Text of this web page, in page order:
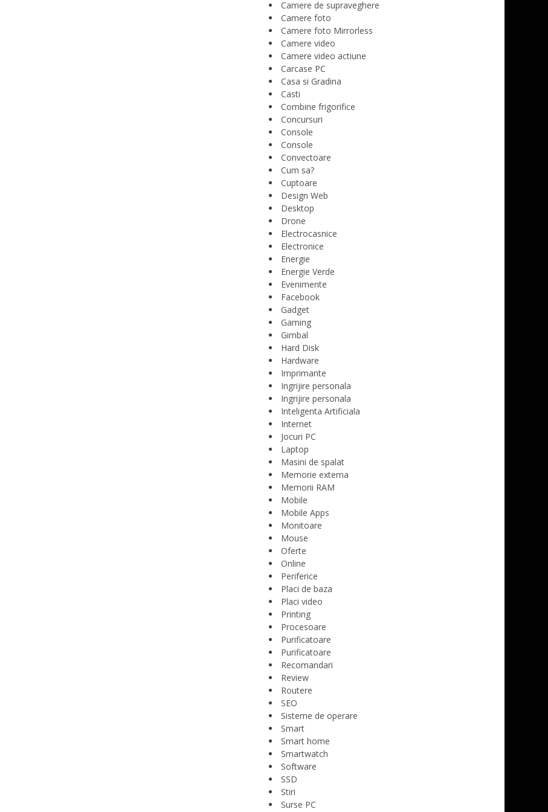
Camere de supraveghere
Camere foto
Camere foto Mirrorless
Camere video
Camere video actiune
Carcase PC
Casa si Gradina
Casti
Combine frigorifice
Concursuri
Console
Console
Convectoare
Cum sa?
Cuptoare
Design Web
Desktop
Drone
Electrocasnice
Electronice
Energie
Energie Verde
Evenimente
Facebook
Gadget
Gaming
Gimbal
Hard Disk
Hardware
Imprimante
Ingrijire personala
Ingrijire personala
Inteligenta Artificiala
Internet
Jocuri PC
Laptop
Masini de spalat
Memorie externa
Memorii RAM
Mobile
Mobile Apps
Monitoare
Mouse
Oferte
Online
Periferice
Placi de baza
Placi video
Printing
Procesoare
Purificatoare
Purificatoare
Recomandari
Review
Routere
SEO
Sisteme de operare
Smart
Smart home
Smartwatch
Software
SSD
Stiri
Surse PC